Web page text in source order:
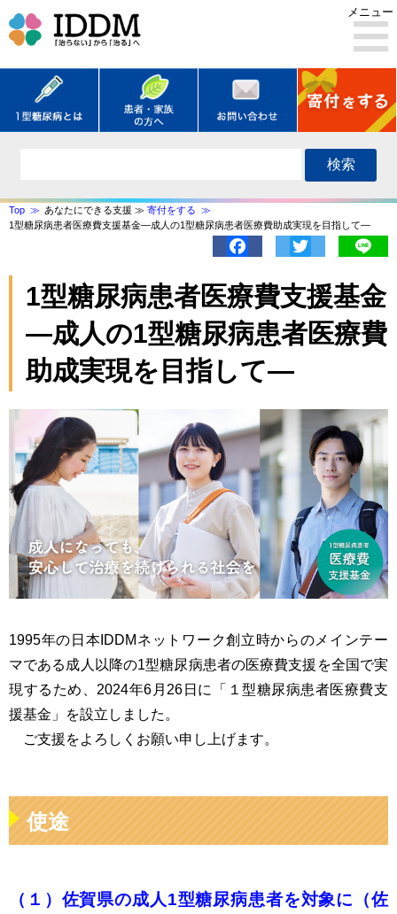
メニュー
検索
Top あなたにできる支援 ≫ 寄付をする
1型糖尿病患者医療費支援基金―成人の1型糖尿病患者医療費助成実現を目指して―
Facebook
1型糖尿病患者医療費支援基金
―成人の1型糖尿病患者医療費
助成実現を目指して―
1995年の日本IDDMネットワーク創立時からのメインテー
マである成人以降の1型糖尿病患者の医療費支援を全国で実
現するため、2024年6月26日に「１型糖尿病患者医療費支
援基金」を設立しました。
ご支援をよろしくお願い申し上げます。
使途
（１）佐賀県の成人1型糖尿病患者を対象に（佐